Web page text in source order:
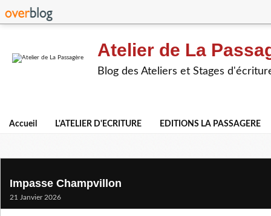
Atelier de La
Blog des Ateliers et Stages
Accueil L'ATELIER D'ECRITURE EDITIONS LA PASSAGERE
Impasse Champvillon
21 Janvier 2026